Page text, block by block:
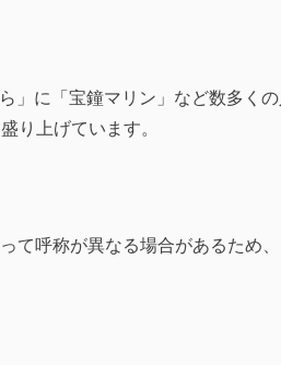
」に「宝鐘マリン」など数多く
り上げています。
て呼称が異なる場合があるため